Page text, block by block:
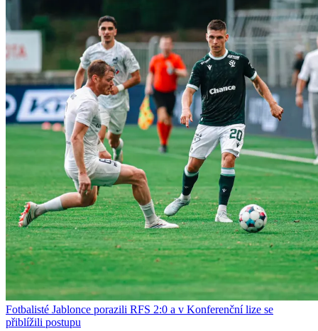
Fotbalisté Jablonce porazili RFS 2:0 a v Konferenční lize se
přiblížili postupu